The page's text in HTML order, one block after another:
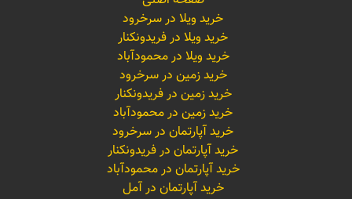
خرید ویلا در سرخرود
خرید ویلا در فریدونکنار
خرید ویلا در محمودآباد
خرید زمین در سرخرود
خرید زمین در فریدونکنار
خرید زمین در محمودآباد
خرید آپارتمان در سرخرود
خرید آپارتمان در فریدونکنار
خرید آپارتمان در محمودآباد
خرید آپارتمان در آمل